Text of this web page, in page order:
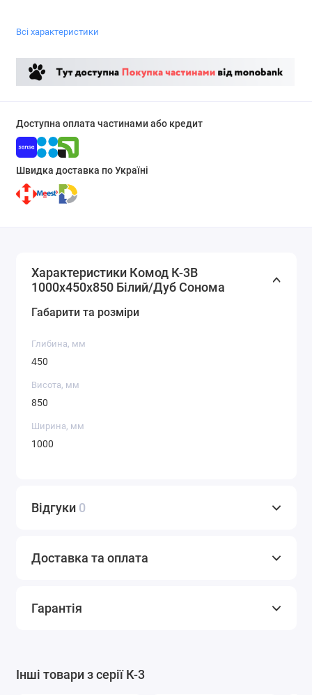
Всі характеристики
Доступна оплата частинами або кредит
Швидка доставка по Україні
Характеристики Комод К-3В
1000x450x850 Білий/Дуб Сонома
Габарити та розміри
Глибина, мм
450
Висота, мм
850
Ширина, мм
1000
Відгуки 0
Доставка та оплата
Гарантія
Інші товари з серії К-3